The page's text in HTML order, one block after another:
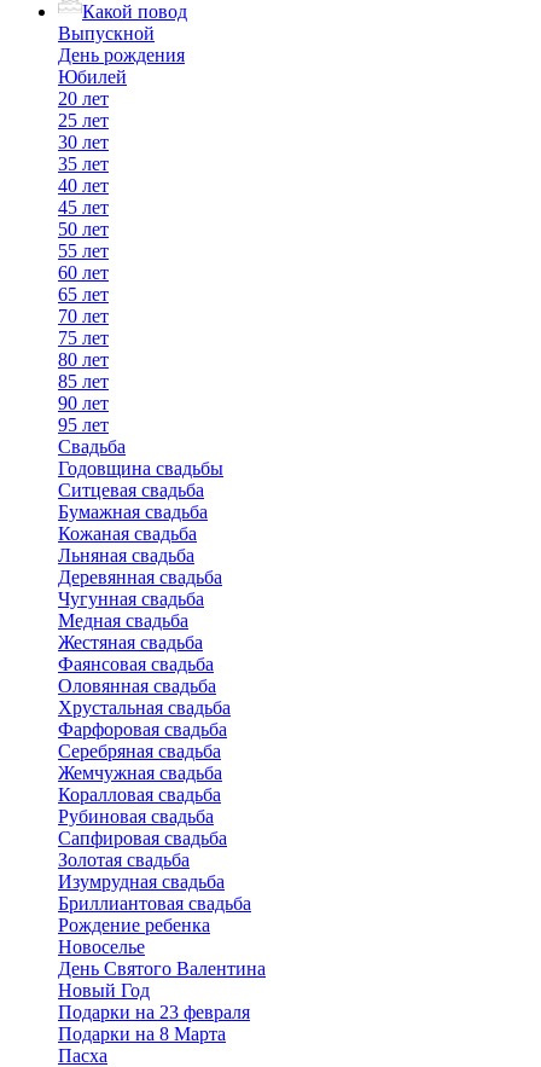
Какой повод
Выпускной
День рождения
Юбилей
20 лет
25 лет
30 лет
35 лет
40 лет
45 лет
50 лет
55 лет
60 лет
65 лет
70 лет
75 лет
80 лет
85 лет
90 лет
95 лет
Свадьба
Годовщина свадьбы
Ситцевая свадьба
Бумажная свадьба
Кожаная свадьба
Льняная свадьба
Деревянная свадьба
Чугунная свадьба
Медная свадьба
Жестяная свадьба
Фаянсовая свадьба
Оловянная свадьба
Хрустальная свадьба
Фарфоровая свадьба
Серебряная свадьба
Жемчужная свадьба
Коралловая свадьба
Рубиновая свадьба
Сапфировая свадьба
Золотая свадьба
Изумрудная свадьба
Бриллиантовая свадьба
Рождение ребенка
Новоселье
День Святого Валентина
Новый Год
Подарки на 23 февраля
Подарки на 8 Марта
Пасха